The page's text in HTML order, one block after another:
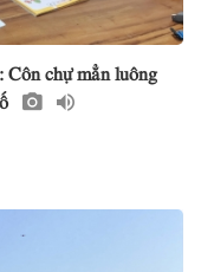
Côn chự mẳn luông